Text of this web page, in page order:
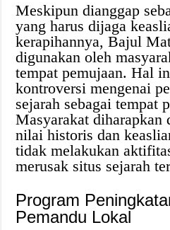
Meskipun dianggap
yang harus dijaga
kerapihannya, Bajul
digunakan oleh
tempat pemujaan. Hal
kontroversi mengenai
sejarah sebagai tempat
Masyarakat diharapkan
nilai historis dan
tidak melakukan
merusak situs sejarah
Program
Pemandu Lokal